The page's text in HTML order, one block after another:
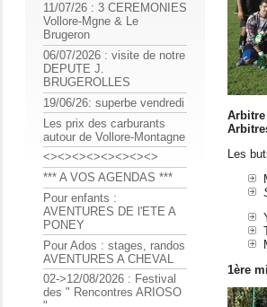
Les
1ère
11/07/26 : 3 CEREMONIES
Vollore-Mgne & Le
Brugeron
06/07/2026 : visite de notre
DEPUTE J.
BRUGEROLLES
19/06/26: superbe vendredi
Les prix des carburants
autour de Vollore-Montagne
<><><><><><><><>
*** A VOS AGENDAS ***
Pour enfants :
AVENTURES DE l'ETE A
PONEY
Pour Ados : stages, randos
AVENTURES A CHEVAL
02->12/08/2026 : Festival
des " Rencontres ARIOSO